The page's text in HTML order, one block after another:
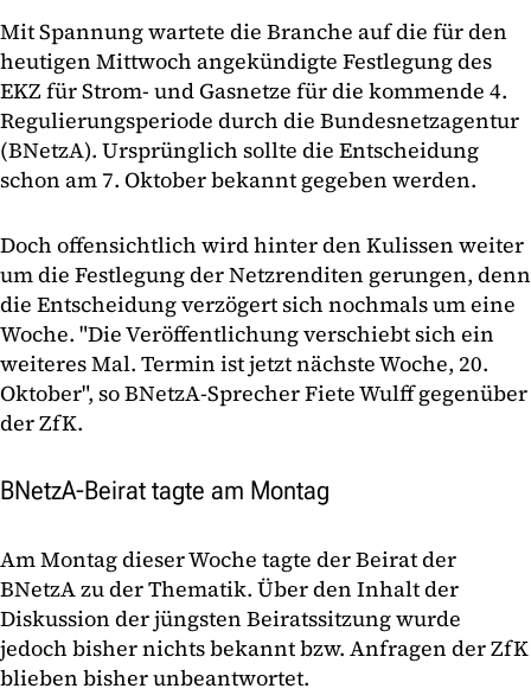
Mit Spannung wartete die Branche auf die für den
heutigen Mittwoch angekündigte Festlegung des
EKZ für Strom- und Gasnetze für die kommende 4.
Regulierungsperiode durch die Bundesnetzagentur
(BNetzA). Ursprünglich sollte die Entscheidung
schon am 7. Oktober bekannt gegeben werden.
Doch offensichtlich wird hinter den Kulissen weiter
um die Festlegung der Netzrenditen gerungen, denn
die Entscheidung verzögert sich nochmals um eine
Woche. "Die Veröffentlichung verschiebt sich ein
weiteres Mal. Termin ist jetzt nächste Woche, 20.
Oktober", so BNetzA-Sprecher Fiete Wulff gegenüber
der ZfK.
BNetzA-Beirat tagte am Montag
Am Montag dieser Woche tagte der Beirat der
BNetzA zu der Thematik. Über den Inhalt der
Diskussion der jüngsten Beiratssitzung wurde
jedoch bisher nichts bekannt bzw. Anfragen der ZfK
blieben bisher unbeantwortet.